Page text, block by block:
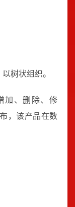
树状组织。
加、删除、修
，该产品在数